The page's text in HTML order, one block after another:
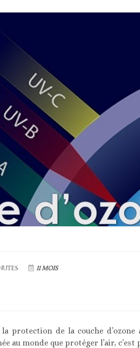
11 MOIS
protection de la couche d’ozone
au monde que protéger l’air, c’est